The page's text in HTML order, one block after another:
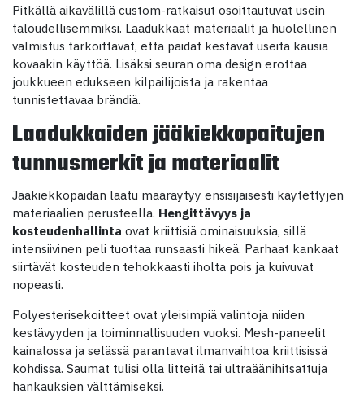
Pitkällä aikavälillä custom-ratkaisut osoittautuvat usein
taloudellisemmiksi. Laadukkaat materiaalit ja huolellinen
valmistus tarkoittavat, että paidat kestävät useita kausia
kovaakin käyttöä. Lisäksi seuran oma design erottaa
joukkueen edukseen kilpailijoista ja rakentaa
tunnistettavaa brändiä.
Laadukkaiden jääkiekkopaitujen
tunnusmerkit ja materiaalit
Jääkiekkopaidan laatu määräytyy ensisijaisesti käytettyjen
materiaalien perusteella. Hengittävyys ja
kosteudenhallinta ovat kriittisiä ominaisuuksia, sillä
intensiivinen peli tuottaa runsaasti hikeä. Parhaat kankaat
siirtävät kosteuden tehokkaasti iholta pois ja kuivuvat
nopeasti.
Polyesterisekoitteet ovat yleisimpiä valintoja niiden
kestävyyden ja toiminnallisuuden vuoksi. Mesh-paneelit
kainalossa ja selässä parantavat ilmanvaihtoa kriittisissä
kohdissa. Saumat tulisi olla litteitä tai ultraäänihitsattuja
hankauksien välttämiseksi.